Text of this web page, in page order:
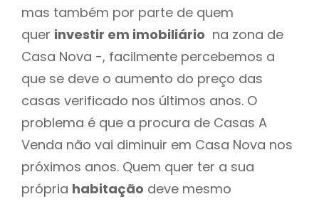
mas também por parte de quem
quer investir em imobiliário na zona de
Casa Nova -, facilmente percebemos a
que se deve o aumento do preço das
casas verificado nos últimos anos. O
problema é que a procura de Casas A
Venda não vai diminuir em Casa Nova nos
próximos anos. Quem quer ter a sua
própria habitação deve mesmo